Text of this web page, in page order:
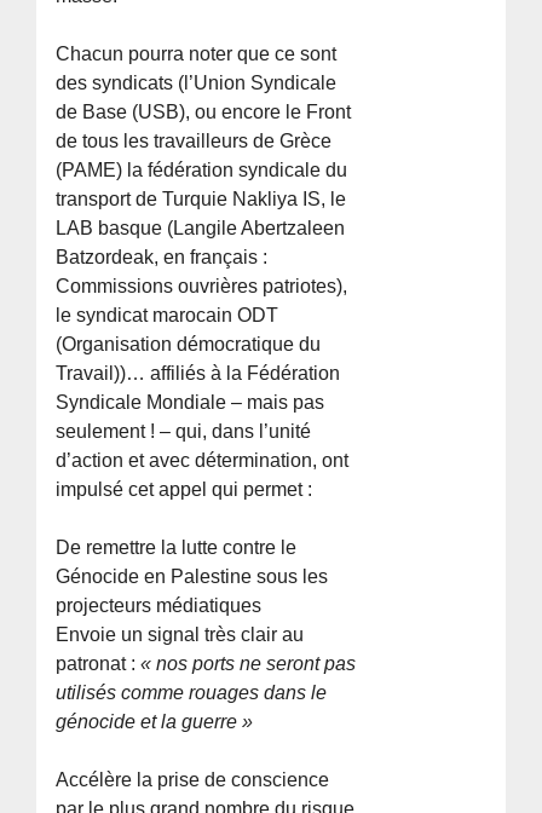
Chacun pourra noter que ce sont
des syndicats (l’Union Syndicale
de Base (USB), ou encore le Front
de tous les travailleurs de Grèce
(PAME) la fédération syndicale du
transport de Turquie Nakliya IS, le
LAB basque (Langile Abertzaleen
Batzordeak, en français :
Commissions ouvrières patriotes),
le syndicat marocain ODT
(Organisation démocratique du
Travail))… affiliés à la Fédération
Syndicale Mondiale – mais pas
seulement ! – qui, dans l’unité
d’action et avec détermination, ont
impulsé cet appel qui permet :
De remettre la lutte contre le
Génocide en Palestine sous les
projecteurs médiatiques
Envoie un signal très clair au
patronat :« nos ports ne seront pas
utilisés comme rouages dans le
génocide et la guerre »
Accélère la prise de conscience
par le plus grand nombre du risque